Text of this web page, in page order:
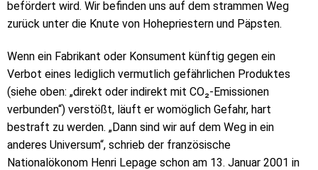
befördert wird. Wir befinden uns auf dem strammen Weg
zurück unter die Knute von Hohepriestern und Päpsten.
Wenn ein Fabrikant oder Konsument künftig gegen ein
Verbot eines lediglich vermutlich gefährlichen Produktes
(siehe oben: „direkt oder indirekt mit CO₂-Emissionen
verbunden“) verstößt, läuft er womöglich Gefahr, hart
bestraft zu werden. „Dann sind wir auf dem Weg in ein
anderes Universum“, schrieb der französische
Nationalökonom Henri Lepage schon am 13. Januar 2001 in